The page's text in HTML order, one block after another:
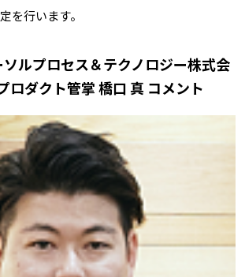
を行います。
ルプロセス＆テクノロジー株式会
ロダクト管掌 橋口 真 コメント